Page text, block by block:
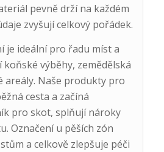
pevně drží na každém
zvyšují celkový pořádek.
je ideální pro řadu míst a
výběhy, zemědělská
areály. Naše produkty pro
cesta a začíná
pro skot, splňují nároky
Označení u pěších zón
a celkově zlepšuje péči